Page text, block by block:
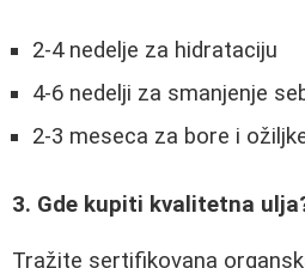
2-4 nedelje za hidrataciju
4-6 nedelji za smanjenje
2-3 meseca za bore i
3. Gde kupiti kvalitetna
Tražite sertifikovana